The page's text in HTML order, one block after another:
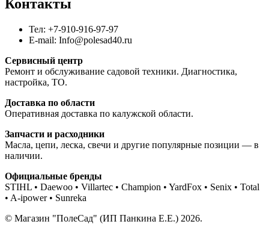
Контакты
Тел: +7-910-916-97-97
E-mail: Info@polesad40.ru
Сервисный центр
Ремонт и обслуживание садовой техники. Диагностика,
настройка, ТО.
Доставка по области
Оперативная доставка по калужской области.
Запчасти и расходники
Масла, цепи, леска, свечи и другие популярные позиции — в
наличии.
Официальные бренды
STIHL • Daewoo • Villartec • Champion • YardFox • Senix • Total
• A-ipower • Sunreka
© Магазин "ПолеСад" (ИП Панкина Е.Е.) 2026.